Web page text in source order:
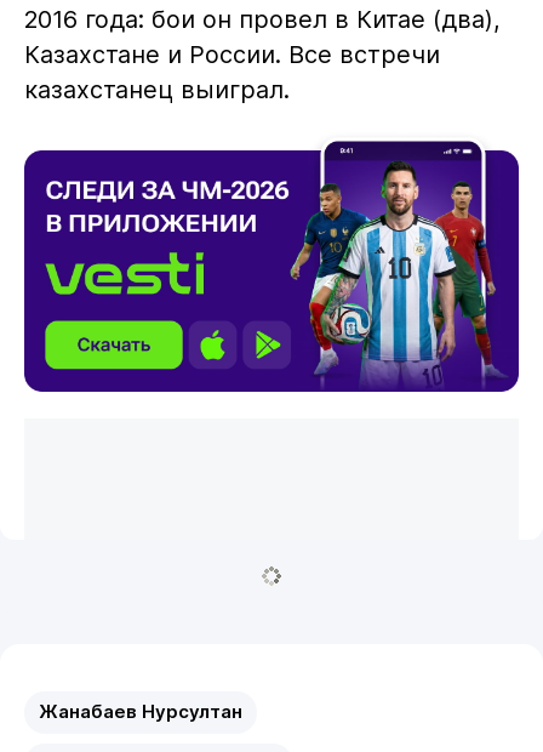
2016 года: бои он провел в Китае (два),
Казахстане и России. Все встречи
казахстанец выиграл.
Жанабаев Нурсултан